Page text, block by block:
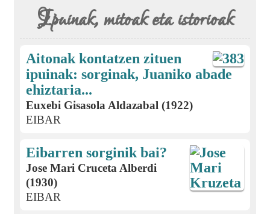
Ipuinak, mitoak eta istorioak
Aitonak kontatzen zituen
ipuinak: sorginak, Juaniko abade
ehiztaria...
Euxebi Gisasola Aldazabal (1922)
EIBAR
Eibarren sorginik bai?
Jose Mari Cruceta Alberdi
(1930)
EIBAR